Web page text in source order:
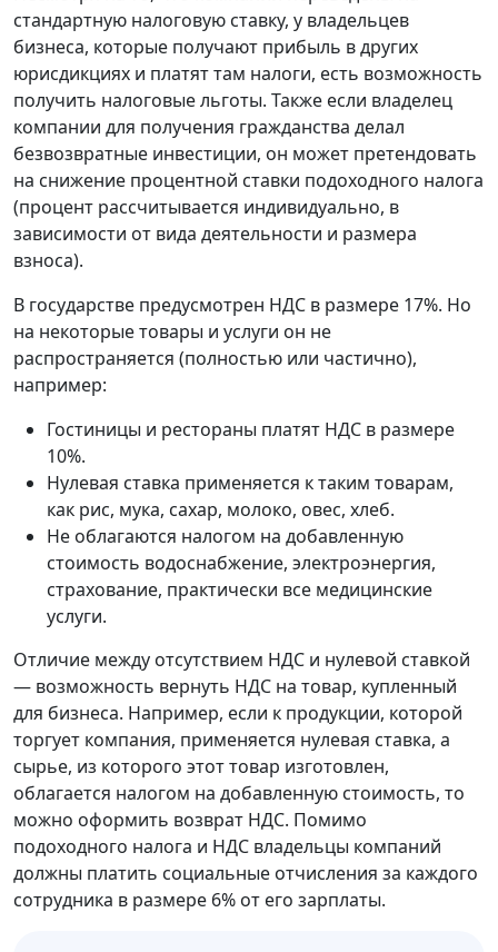
стандартную налоговую ставку, у владельцев
бизнеса, которые получают прибыль в других
юрисдикциях и платят там налоги, есть возможность
получить налоговые льготы. Также если владелец
компании для получения гражданства делал
безвозвратные инвестиции, он может претендовать
на снижение процентной ставки подоходного налога
(процент рассчитывается индивидуально, в
зависимости от вида деятельности и размера
взноса).
В государстве предусмотрен НДС в размере 17%. Но
на некоторые товары и услуги он не
распространяется (полностью или частично),
например:
Гостиницы и рестораны платят НДС в размере
10%.
Нулевая ставка применяется к таким товарам,
как рис, мука, сахар, молоко, овес, хлеб.
Не облагаются налогом на добавленную
стоимость водоснабжение, электроэнергия,
страхование, практически все медицинские
услуги.
Отличие между отсутствием НДС и нулевой ставкой
— возможность вернуть НДС на товар, купленный
для бизнеса. Например, если к продукции, которой
торгует компания, применяется нулевая ставка, а
сырье, из которого этот товар изготовлен,
облагается налогом на добавленную стоимость, то
можно оформить возврат НДС. Помимо
подоходного налога и НДС владельцы компаний
должны платить социальные отчисления за каждого
сотрудника в размере 6% от его зарплаты.